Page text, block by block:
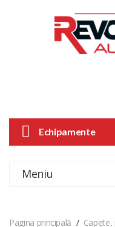
Echipamente
Meniu
Pagina principală